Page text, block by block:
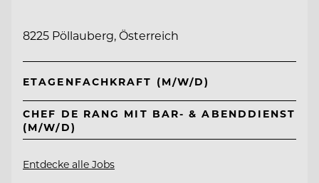
8225 Pöllauberg, Österreich
ETAGENFACHKRAFT (M/W/D)
CHEF DE RANG MIT BAR- & ABENDDIENST
(M/W/D)
Entdecke alle Jobs